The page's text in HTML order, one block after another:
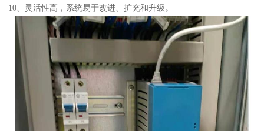
10、灵活性高，系统易于改进、扩充和升级。